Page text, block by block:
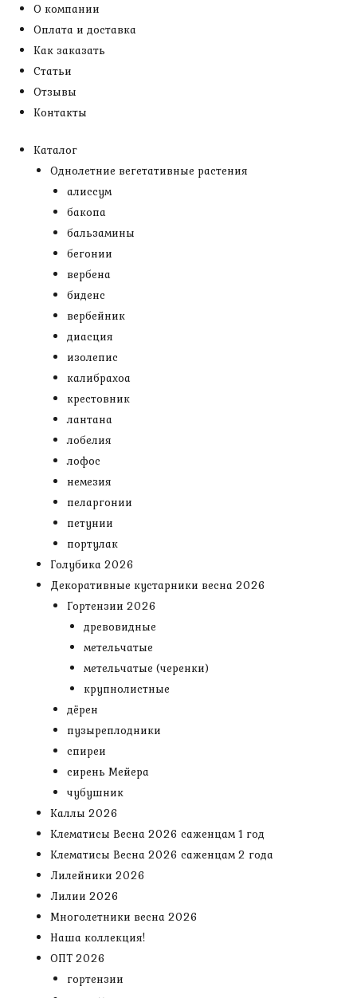
О компании
Оплата и доставка
Как заказать
Статьи
Отзывы
Контакты
Каталог
Однолетние вегетативные растения
алиссум
бакопа
бальзамины
бегонии
вербена
биденс
вербейник
диасция
изолепис
калибрахоа
крестовник
лантана
лобелия
лофос
немезия
пеларгонии
петунии
портулак
Голубика 2026
Декоративные кустарники весна 2026
Гортензии 2026
древовидные
метельчатые
метельчатые (черенки)
крупнолистные
дёрен
пузыреплодники
спиреи
сирень Мейера
чубушник
Каллы 2026
Клематисы Весна 2026 саженцам 1 год
Клематисы Весна 2026 саженцам 2 года
Лилейники 2026
Лилии 2026
Многолетники весна 2026
Наша коллекция!
ОПТ 2026
гортензии